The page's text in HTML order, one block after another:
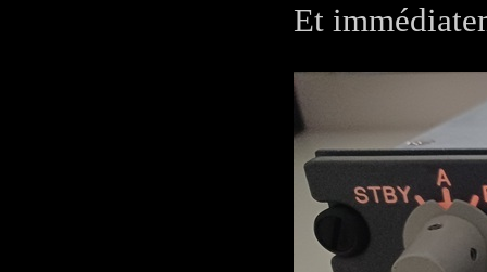
Et